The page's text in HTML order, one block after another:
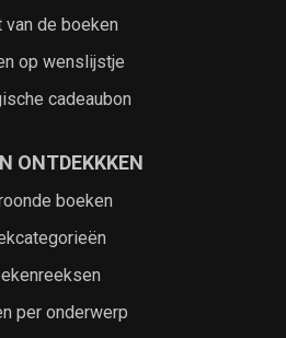
van de boeken
op wenslijstje
cadeaubon
ONTDEKKKEN
boeken
per onderwerp